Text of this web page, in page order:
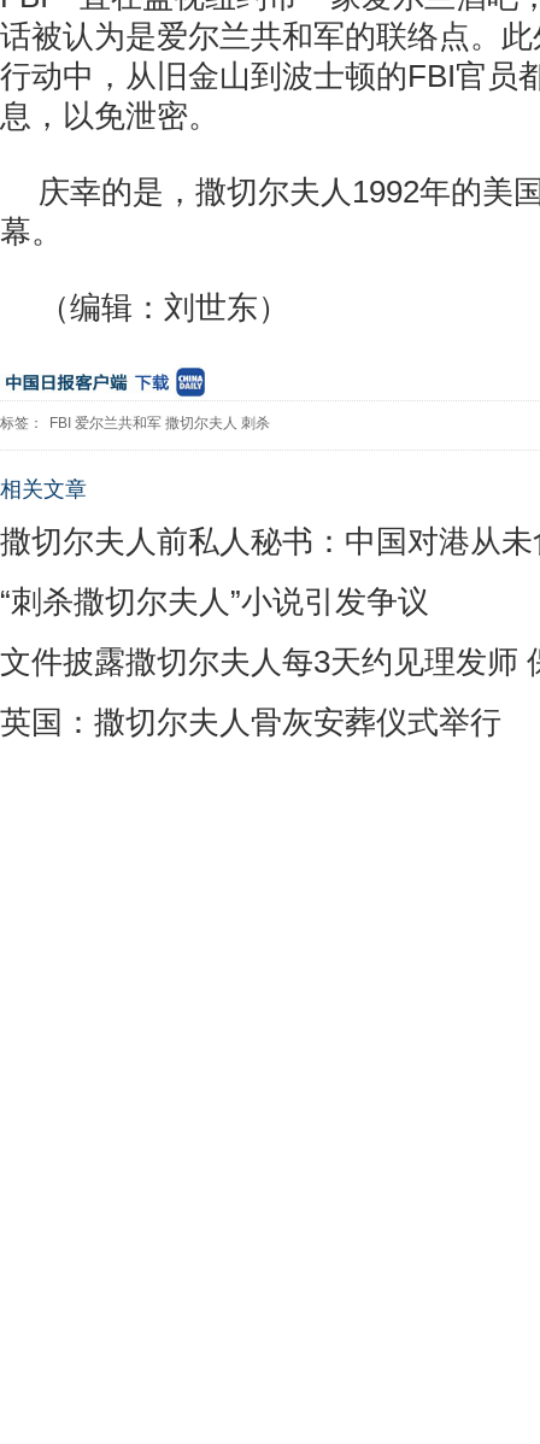
话被认为是爱尔兰共和军的联络点。
行动中，从旧金山到波士顿的FBI官员
息，以免泄密。
庆幸的是，撒切尔夫人1992年的美
幕。
（编辑：刘世东）
标签： FBI 爱尔兰共和军 撒切尔夫人 刺杀
相关文章
撒切尔夫人前私人秘书：中国对港从
“刺杀撒切尔夫人”小说引发争议
文件披露撒切尔夫人每3天约见理发师
英国：撒切尔夫人骨灰安葬仪式举行